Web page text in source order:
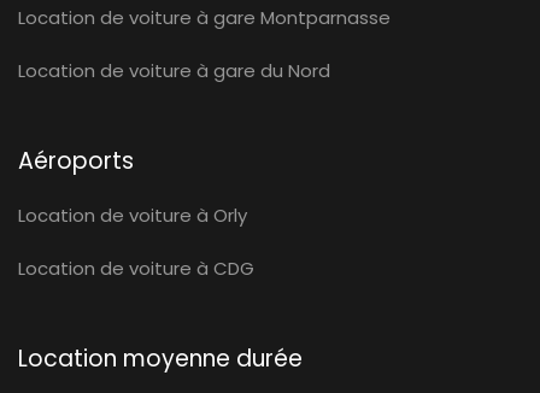
Location de voiture à gare Montparnasse
Location de voiture à gare du Nord
Aéroports
Location de voiture à Orly
Location de voiture à CDG
Location moyenne durée